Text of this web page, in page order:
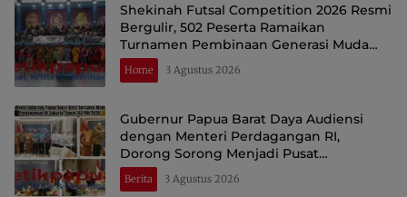
Shekinah Futsal Competition 2026 Resmi
Bergulir, 502 Peserta Ramaikan
Turnamen Pembinaan Generasi Muda
Raja Ampat
Home 3 Agustus 2026
Gubernur Papua Barat Daya Audiensi
dengan Menteri Perdagangan RI,
Dorong Sorong Menjadi Pusat
Perdagangan dan Ekspor Kawasan Timur
Indonesia
Berita 3 Agustus 2026